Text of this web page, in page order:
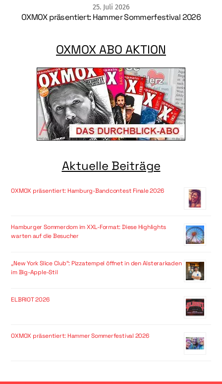
25. Juli 2026
OXMOX präsentiert: Hammer Sommerfestival 2026
OXMOX ABO AKTION
Aktuelle Beiträge
OXMOX präsentiert: Hamburg-Bandcontest Finale 2026
Hamburger Sommerdom im XXL-Format: Diese Highlights
warten auf die Besucher
„New York Slice Club“: Pizzatempel öffnet in den Alsterarkaden
im Big-Apple-Stil
ELBRIOT 2026
OXMOX präsentiert: Hammer Sommerfestival 2026